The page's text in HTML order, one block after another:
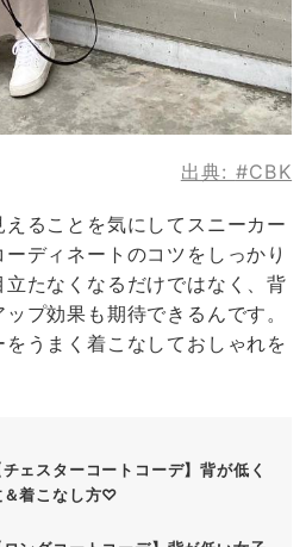
出典: #CBK
ることを気にしてスニーカー
ディネートのコツをしっかり
たなくなるだけではなく、背
プ効果も期待できるんです。
うまく着こなしておしゃれを
ェスターコートコーデ】背が低く
＆着こなし方♡